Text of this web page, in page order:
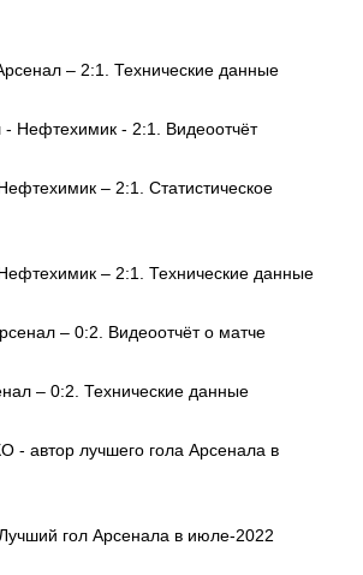
– 2:1. Технические данные
- Нефтехимик - 2:1. Видеоотчёт
– 2:1. Статистическое
– 2:1. Технические данные
– 0:2. Видеоотчёт о матче
– 0:2. Технические данные
- автор лучшего гола Арсенала в
гол Арсенала в июле-2022